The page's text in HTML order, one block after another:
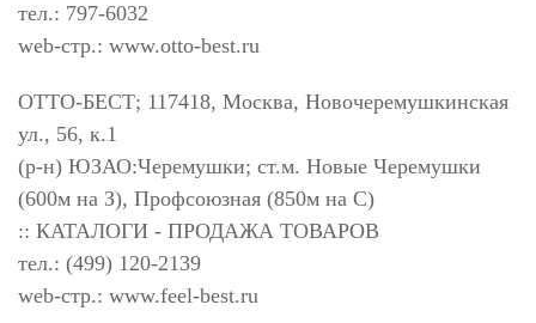
тел.: 797-6032
web-стр.: www.otto-best.ru
ОТТО-БЕСТ; 117418, Москва, Новочеремушкинская
ул., 56, к.1
(р-н) ЮЗАО:Черемушки; ст.м. Новые Черемушки
(600м на З), Профсоюзная (850м на С)
:: КАТАЛОГИ - ПРОДАЖА ТОВАРОВ
тел.: (499) 120-2139
web-стр.: www.feel-best.ru